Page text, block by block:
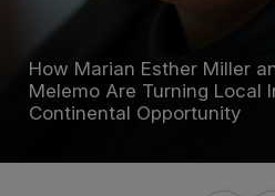
How Marian Esther Miller
Melemo Are Turning Local
Continental Opportunity